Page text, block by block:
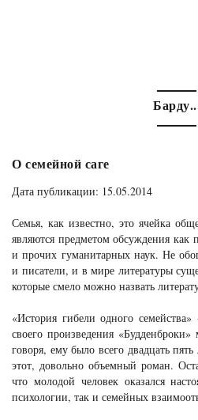
О семейной саге
Дата публикации: 15.05.2014
Семья, как известно, это ячейка
являются предметом обсуждения как
и прочих гуманитарных наук. Не
и писатели, и в мире литературы
которые смело можно назвать
«История гибели одного
своего произведения
говоря, ему было всего двадцать
этот, довольно объемный роман.
что молодой человек оказался
психологии, так и семейных